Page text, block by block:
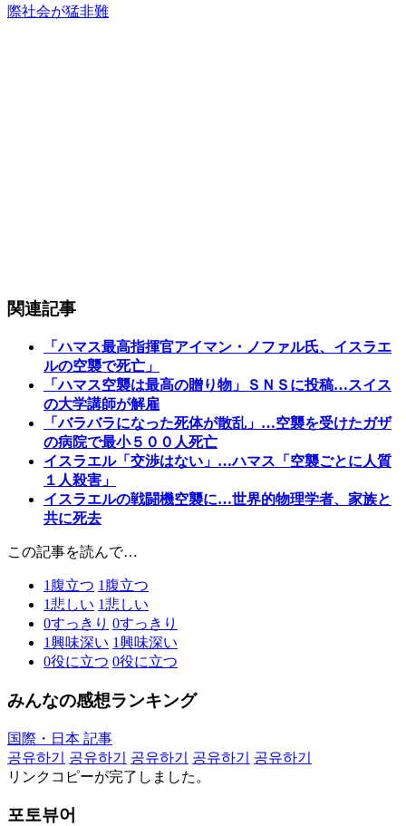
際社会が猛非難
関連記事
「ハマス最高指揮官アイマン・ノファル氏、イスラエ
ルの空襲で死亡」
「ハマス空襲は最高の贈り物」ＳＮＳに投稿…スイス
の大学講師が解雇
「バラバラになった死体が散乱」…空襲を受けたガザ
の病院で最小５００人死亡
イスラエル「交渉はない」…ハマス「空襲ごとに人質
１人殺害」
イスラエルの戦闘機空襲に…世界的物理学者、家族と
共に死去
この記事を読んで…
1 腹立つ 1 腹立つ
1悲しい 1悲しい
0すっきり 0すっきり
1興味深い 1興味深い
0役に立つ 0役に立つ
みんなの感想ランキング
国際・日本 記事
공유하기
공유하기 공유하기 공유하기
공유하기
リンクコピーが完了しました。
포토뷰어